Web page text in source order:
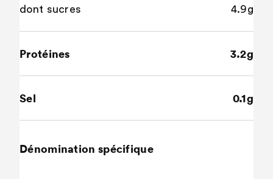
dont sucres 4.9g
Protéines 3.2g
Sel 0.1g
Dénomination spécifique